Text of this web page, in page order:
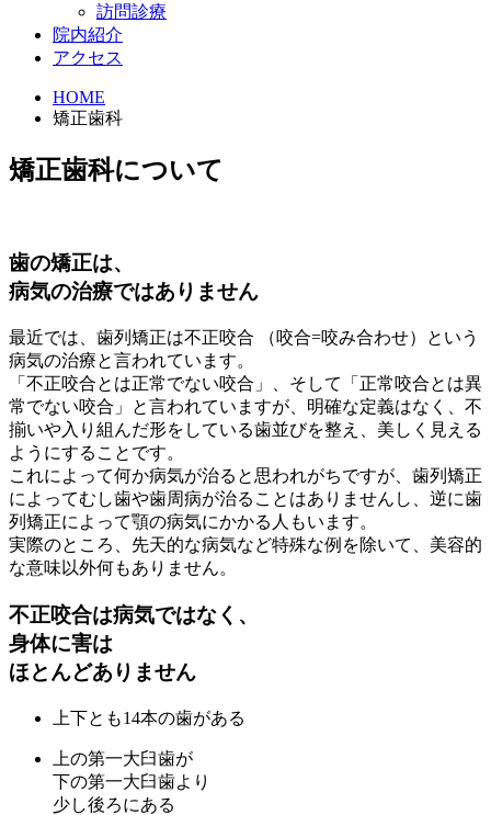
訪問診療
院内紹介
アクセス
HOME
矯正歯科
矯正歯科について
歯の矯正は、
病気の治療ではありません
最近では、歯列矯正は不正咬合 （咬合=咬み合わせ）という
病気の治療と言われています。
「不正咬合とは正常でない咬合」
、そして
「正常咬合とは異
常でない咬合」
と言われていますが、明確な定義はなく、不
揃いや入り組んだ形をしている歯並びを整え、美しく見える
ようにすることです。
これによって何か病気が治ると思われがちですが、歯列矯正
によってむし歯や歯周病が治ることはありませんし、逆に歯
列矯正によって顎の病気にかかる人もいます。
実際のところ、先天的な病気など特殊な例を除いて、美容的
な意味以外何もありません。
不正咬合は病気ではなく、
身体に害は
ほとんどありません
上下とも14本の歯がある
上の第一大臼歯が
下の第一大臼歯より
少し後ろにある